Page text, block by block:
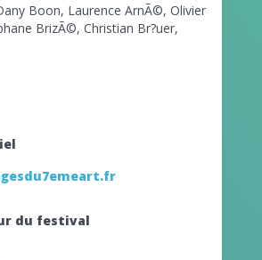
Boon, Laurence ArnÃ©, Olivier
BrizÃ©, Christian Br?uer,
du festival